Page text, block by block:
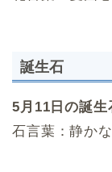
誕生石
5月11日の誕生
石言葉：静か